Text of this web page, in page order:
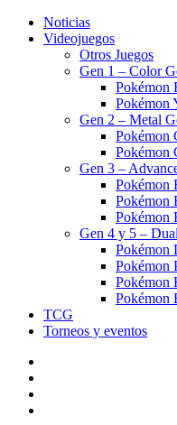
Noticias
Videojuegos
Otros Juegos
Gen 1 – Color
Pokémon
Pokémon
Gen 2 – Metal
Pokémon
Pokémon
Gen 3 –
Pokémon
Pokémon
Pokémon
Gen 4 y 5 –
Pokémon
Pokémon
Pokémon
Pokémon
TCG
Torneos y eventos